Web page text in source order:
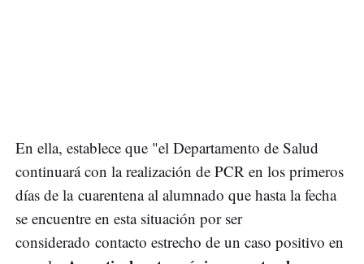
En ella, establece que "el Departamento de Salud
continuará con la realización de PCR en los primeros
días de la cuarentena al alumnado que hasta la fecha
se encuentre en esta situación por ser
considerado contacto estrecho de un caso positivo en